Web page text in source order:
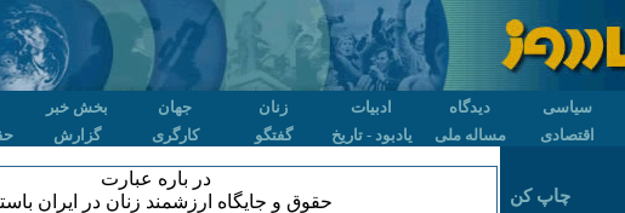
سیاسی دیدگاه ادبیات زنان جهان
بخش خبر
اقتصادی مساله ملی یادبود - تاریخ گفتگو کارگری گزارش
در باره عبارت
حقوق و جایگاه ارزشمند زنان در ایران
چاپ کن